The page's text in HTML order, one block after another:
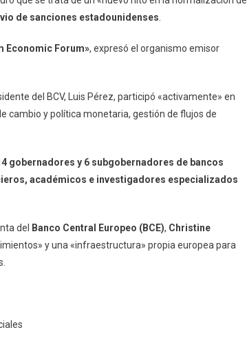
de sanciones estadounidenses.
Economic Forum», expresó el organismo emisor
del BCV, Luis Pérez, participó «activamente» en
cambio y política monetaria, gestión de flujos de
gobernadores y 6 subgobernadores de bancos
académicos e investigadores especializados
del Banco Central Europeo (BCE), Christine
y una «infraestructura» propia europea para